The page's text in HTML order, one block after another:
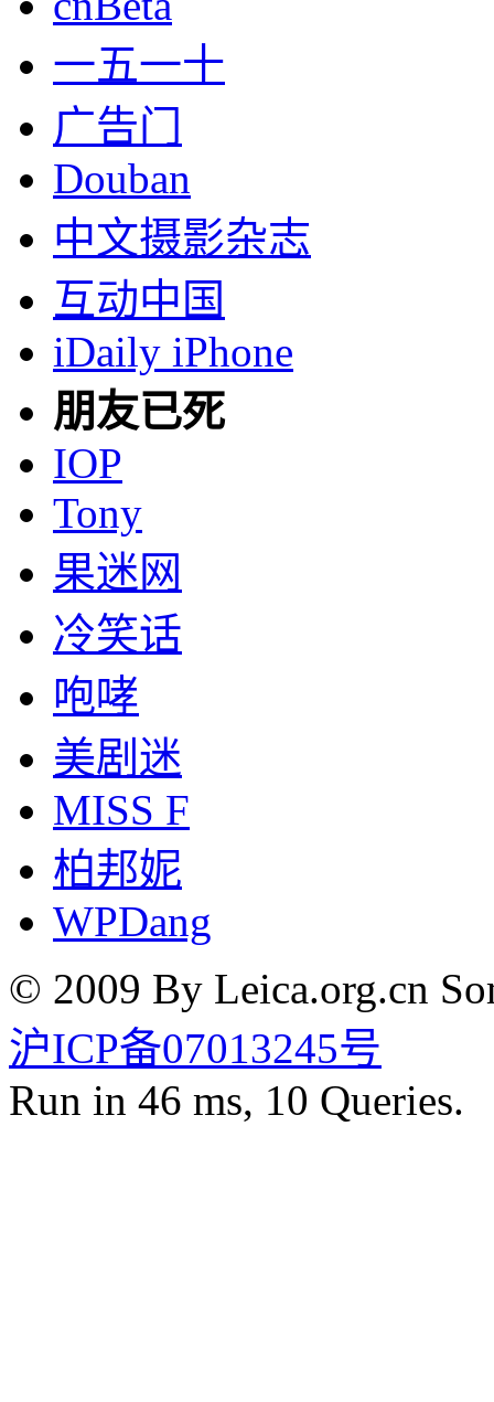
一五一十
广告门
Douban
中文摄影杂志
互动中国
iDaily iPhone
朋友已死
IOP
Tony
果迷网
冷笑话
咆哮
美剧迷
MISS F
柏邦妮
WPDang
© 2009 By Leica.org.cn
沪ICP备07013245号
Run in 46 ms, 10 Queries.